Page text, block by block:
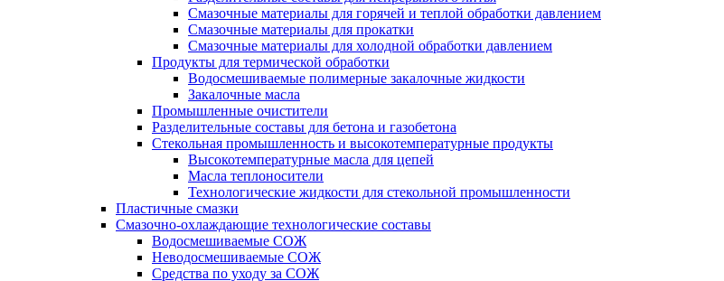
Смазочные материалы для горячей и теплой обработки давлением
Смазочные материалы для прокатки
Смазочные материалы для холодной обработки давлением
Продукты для термической обработки
Водосмешиваемые полимерные закалочные жидкости
Закалочные масла
Промышленные очистители
Разделительные составы для бетона и газобетона
Стекольная промышленность и высокотемпературные продукты
Высокотемпературные масла для цепей
Масла теплоносители
Технологические жидкости для стекольной промышленности
Пластичные смазки
Смазочно-охлаждающие технологические составы
Водосмешиваемые СОЖ
Неводосмешиваемые СОЖ
Средства по уходу за СОЖ